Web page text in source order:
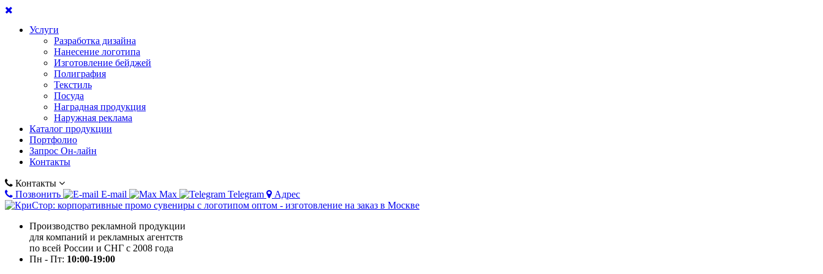
Услуги
Разработка дизайна
Нанесение логотипа
Изготовление бейджей
Полиграфия
Текстиль
Посуда
Наградная продукция
Наружная реклама
Каталог продукции
Портфолио
Запрос Он-лайн
Контакты
Контакты
Позвонить
E-mail Max Telegram Адрес
Производство рекламной продукции
для компаний и рекламных агентств
по всей России и СНГ с 2008 года
Пн - Пт: 10:00-19:00